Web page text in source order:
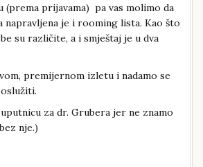
(prema prijavama) pa vas molimo da
napravljena je i rooming lista. Kao što
su različite, a i smještaj je u dva
premijernom izletu i nadamo se
za dr. Grubera jer ne znamo
nje.)